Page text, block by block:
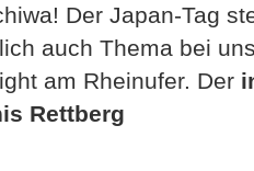
Der Japan-Tag
auch Thema bei
am Rheinufer. Der
Rettberg